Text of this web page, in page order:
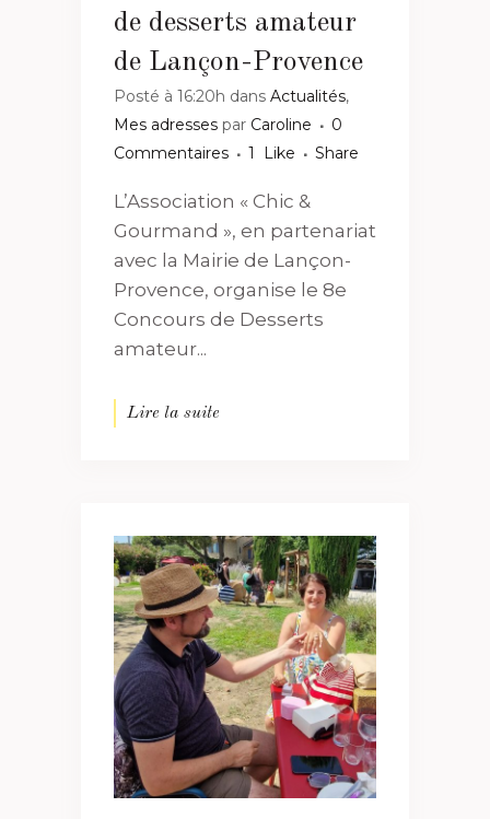
de desserts amateur
de Lançon-Provence
Posté à 16:20h dans Actualités,
Mes adresses par Caroline
0
Commentaires
1 Like Share
L’Association « Chic &
Gourmand », en partenariat
avec la Mairie de Lançon-
Provence, organise le 8e
Concours de Desserts
amateur...
Lire la suite